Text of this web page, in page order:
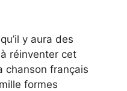
y aura des
réinventer cet
chanson français
formes